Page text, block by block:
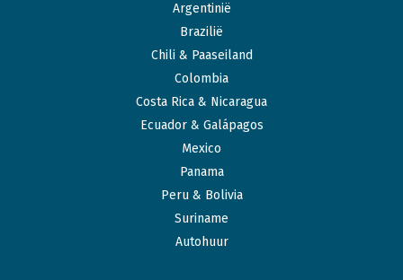
Argentinië
Brazilië
Chili & Paaseiland
Colombia
Costa Rica & Nicaragua
Ecuador & Galápagos
Mexico
Panama
Peru & Bolivia
Suriname
Autohuur